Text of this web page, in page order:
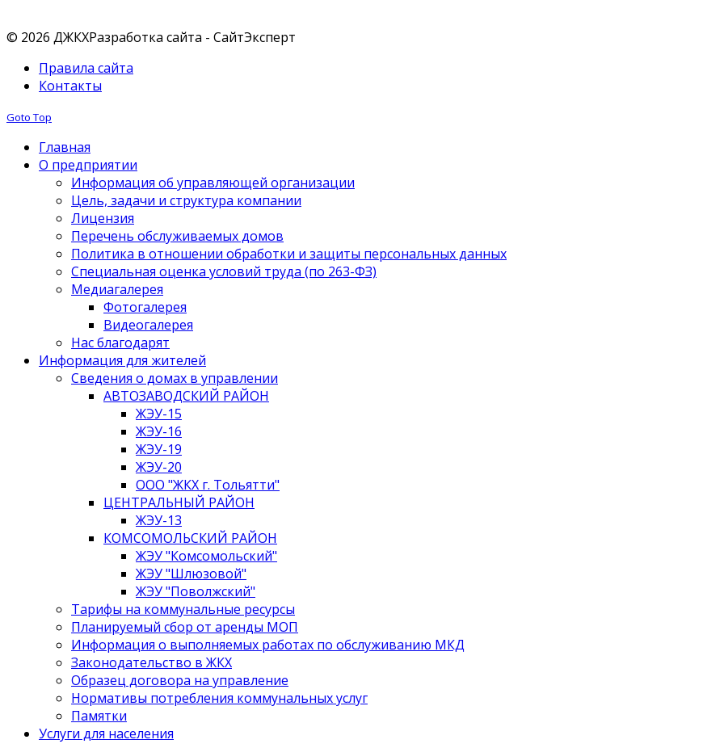
© 2026 ДЖКХРазработка сайта - СайтЭксперт
Правила сайта
Контакты
Goto Top
Главная
О предприятии
Информация об управляющей организации
Цель, задачи и структура компании
Лицензия
Перечень обслуживаемых домов
Политика в отношении обработки и защиты персональных данных
Специальная оценка условий труда (по 263-ФЗ)
Медиагалерея
Фотогалерея
Видеогалерея
Нас благодарят
Информация для жителей
Сведения о домах в управлении
АВТОЗАВОДСКИЙ РАЙОН
ЖЭУ-15
ЖЭУ-16
ЖЭУ-19
ЖЭУ-20
ООО "ЖКХ г. Тольятти"
ЦЕНТРАЛЬНЫЙ РАЙОН
ЖЭУ-13
КОМСОМОЛЬСКИЙ РАЙОН
ЖЭУ "Комсомольский"
ЖЭУ "Шлюзовой"
ЖЭУ "Поволжский"
Тарифы на коммунальные ресурсы
Планируемый сбор от аренды МОП
Информация о выполняемых работах по обслуживанию МКД
Законодательство в ЖКХ
Образец договора на управление
Нормативы потребления коммунальных услуг
Памятки
Услуги для населения